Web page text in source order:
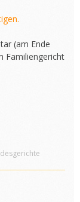
(am Ende
Familiengericht